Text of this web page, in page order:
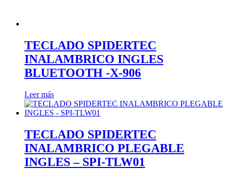
TECLADO SPIDERTEC
INALAMBRICO INGLES
BLUETOOTH -X-906
Leer más
TECLADO SPIDERTEC
INALAMBRICO PLEGABLE
INGLES – SPI-TLW01